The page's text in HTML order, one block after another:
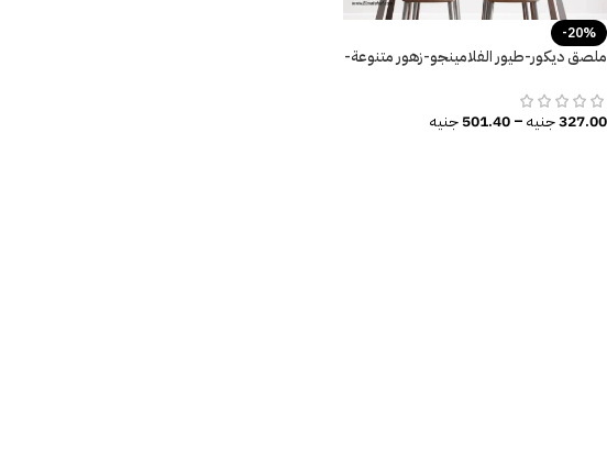
-20%
ملصق ديكور-طيور الفلامينجو-زهور متنوعة-
327.00جنيه–
501.40جنيه